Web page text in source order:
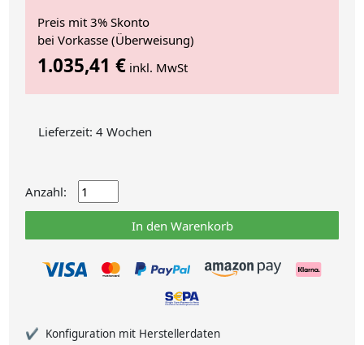
Preis mit 3% Skonto
bei Vorkasse (Überweisung)
1.035,41 € inkl. MwSt
Lieferzeit: 4 Wochen
Anzahl:
In den Warenkorb
Konfiguration mit Herstellerdaten